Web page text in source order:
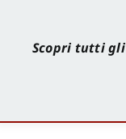
Scopri tutti